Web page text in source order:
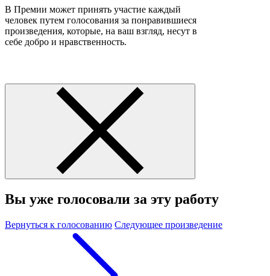
В Премии может принять участие каждый
человек путем голосования за понравившиеся
произведения, которые, на ваш взгляд, несут в
себе добро и нравственность.
Вы уже голосовали за эту работу
Вернуться к голосованию Следующее произведение